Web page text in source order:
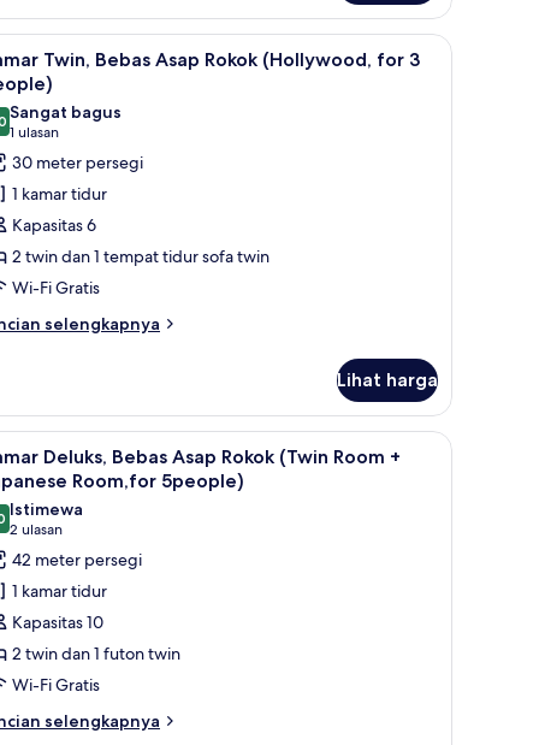
dan seprai linen Brankas, tirai kedap cahaya, Wi-Fi gratis,
11
Twin, Bebas Asap Rokok (Hollywood, for 3
dari 10
Sangat bagus
1 ulasan
(1
ulasan)
30 meter persegi
1 kamar tidur
Kapasitas 6
2 twin dan 1 tempat tidur sofa twin
Wi-Fi Gratis
selengkapnya
Lihat harga
dan seprai linen Brankas, tirai kedap cahaya, Wi-Fi gratis,
11
Deluks, Bebas Asap Rokok (Twin Room +
Room,for 5people)
dari 10
Istimewa
2 ulasan
(2
ulasan)
42 meter persegi
1 kamar tidur
Kapasitas 10
2 twin dan 1 futon twin
Wi-Fi Gratis
selengkapnya